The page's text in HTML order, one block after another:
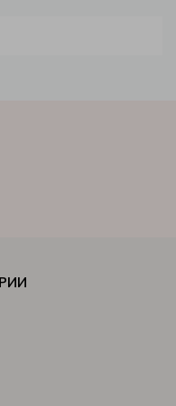
вещества, които
изтъняваща коса,